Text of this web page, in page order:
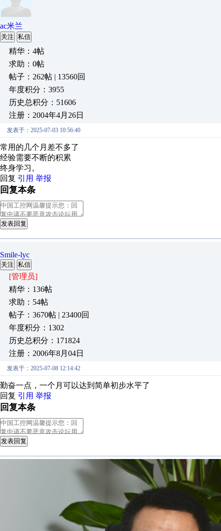
ac米兰
关注 私信
精华：4帖
求助：0帖
帖子：262帖 | 13560回
年度积分：3955
历史总积分：51606
注册：2004年4月26日
发表于：2025-07-03 10:56:40
常用的几个月差不多了
经验需要不断的积累
终身学习。
回复 引用 举报
回复本条
发表回复
Smile-lyc
关注 私信
[管理员]
精华：136帖
求助：54帖
帖子：3670帖 | 23400回
年度积分：1302
历史总积分：171824
注册：2006年8月04日
发表于：2025-07-08 12:14:42
勤奋一点，一个月可以达到简单初步水平了
回复 引用 举报
回复本条
发表回复